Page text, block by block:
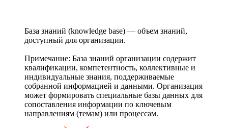
База знаний (knowledge base) — объем знаний,
доступный для организации.
Примечание: База знаний организации содержит
квалификации, компетентность, коллективные и
индивидуальные знания, поддерживаемые
собранной информацией и данными. Организация
может формировать специальные базы данных для
сопоставления информации по ключевым
направлениям (темам) или процессам.